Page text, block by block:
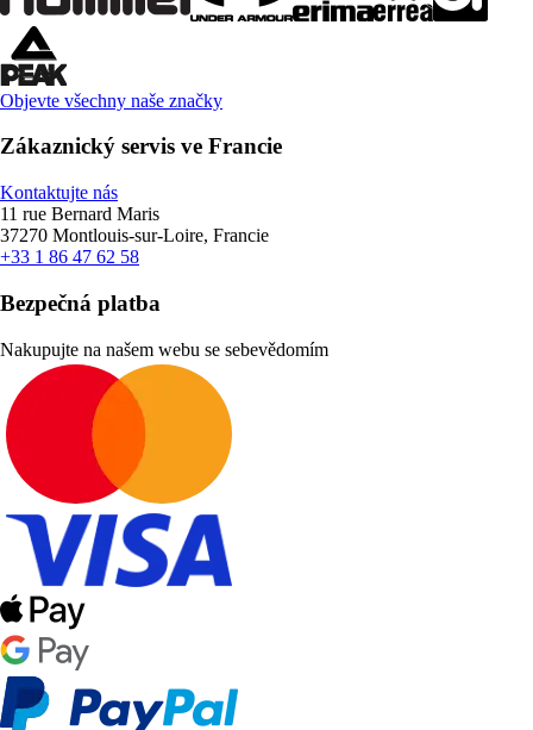
Objevte všechny naše značky
Zákaznický servis ve Francie
Kontaktujte nás
11 rue Bernard Maris
37270 Montlouis-sur-Loire, Francie
+33 1 86 47 62 58
Bezpečná platba
Nakupujte na našem webu se sebevědomím